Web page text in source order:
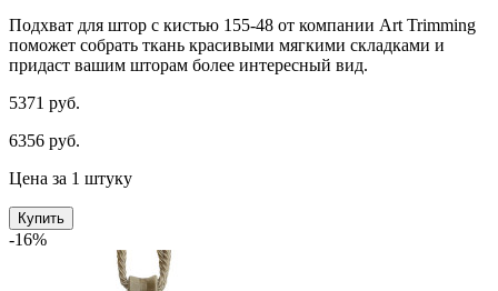
Подхват для штор с кистью 155-48 от компании Art Trimming
поможет собрать ткань красивыми мягкими складками и
придаст вашим шторам более интересный вид.
5371 руб.
6356 руб.
Цена за 1 штуку
Купить
-16%